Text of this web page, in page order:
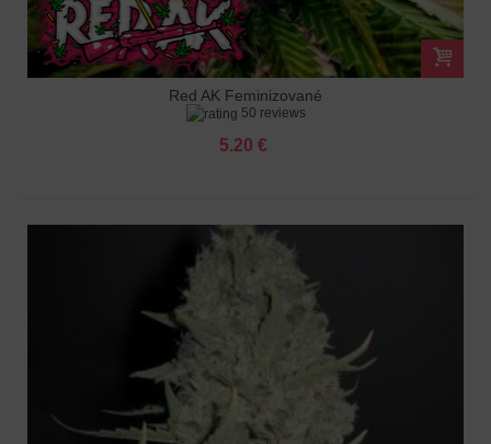
Red AK Feminizované
50 reviews
5.20 €